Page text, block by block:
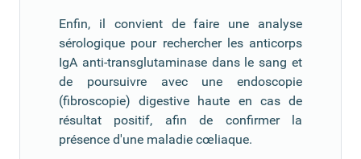
Enfin, il convient de faire une analyse
sérologique pour rechercher les anticorps
IgA anti-transglutaminase dans le sang et
de poursuivre avec une endoscopie
(fibroscopie) digestive haute en cas de
résultat positif, afin de confirmer la
présence d'une maladie cœliaque.